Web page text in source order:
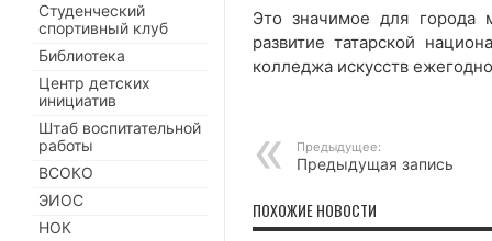
Это значимое для города
развитие татарской
колледжа искусств
Предыдущее:
Предыдущая запись
ПОХОЖИЕ НОВОСТИ
Студенческий
спортивный клуб
Библиотека
Центр детских
инициатив
Штаб воспитательной
работы
ВСОКО
ЭИОС
НОК